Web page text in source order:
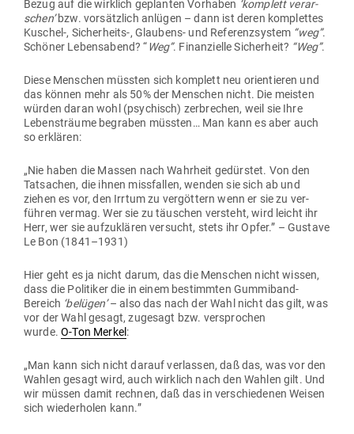
Bezug auf die wirklich geplanten Vor­haben ‘kom­plett ver­ar­
schen’bzw. vor­sätzlich anlügen – dann ist deren kom­plettes
Kuschel‑, Sicherheits‑, Glaubens- und Refe­renz­system “weg”.
Schöner Lebens­abend? “Weg”. Finan­zielle Sicherheit? “Weg”.
Diese Men­schen müssten sich kom­plett neu ori­en­tieren und
das können mehr als 50% der Men­schen nicht. Die meisten
würden daran wohl (psy­chisch) zer­brechen, weil sie Ihre
Lebens­träume begraben müssten… Man kann es aber auch
so erklären:
„Nie haben die Massen nach Wahrheit gedürstet. Von den
Tat­sachen, die ihnen miss­fallen, wenden sie sich ab und
ziehen es vor, den Irrtum zu ver­göttern wenn er sie zu ver­
führen vermag. Wer sie zu täu­schen ver­steht, wird leicht ihr
Herr, wer sie auf­zu­klären ver­sucht, stets ihr Opfer.” – Gustave
Le Bon (1841–1931)
Hier geht es ja nicht darum, das die Men­schen nicht wissen,
dass die Poli­tiker die in einem bestimmten Gum­miband-
Bereich ‘belügen’– also das nach der Wahl nicht das gilt, was
vor der Wahl gesagt, zugesagt bzw. ver­sprochen
wurde.O‑Ton Merkel :
„Man kann sich nicht darauf ver­lassen, daß das, was vor den
Wahlen gesagt wird, auch wirklich nach den Wahlen gilt. Und
wir müssen damit rechnen, daß das in ver­schie­denen Weisen
sich wie­der­holen kann.”